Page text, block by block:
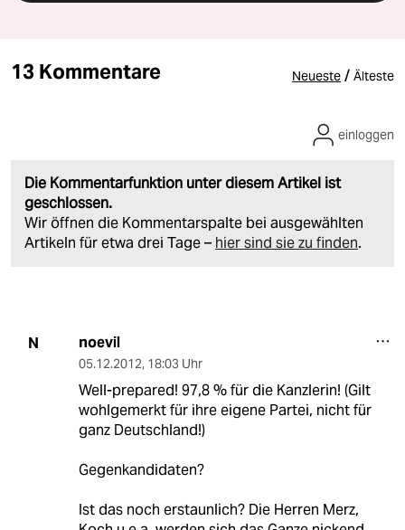
13 Kommentare Neueste / Älteste
Die Kommentarfunktion unter diesem Artikel ist
geschlossen.
Wir öffnen die Kommentarspalte bei ausgewählten
Artikeln für etwa drei Tage – hier sind sie zu finden.
einloggen
N noevil
05.12.2012, 18:03 Uhr
Well-prepared! 97,8 % für die Kanzlerin! (Gilt
wohlgemerkt für ihre eigene Partei, nicht für
ganz Deutschland!)
Gegenkandidaten?
Ist das noch erstaunlich? Die Herren Merz,